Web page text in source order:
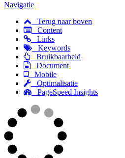
Navigatie
Terug naar boven
Content
Links
Keywords
Bruikbaarheid
Document
Mobile
Optimalisatie
PageSpeed Insights